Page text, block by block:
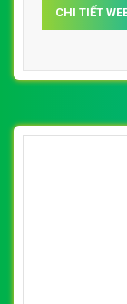
website web
CHI TIẾT